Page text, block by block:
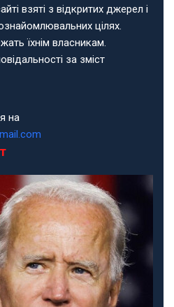
взяті з відкритих джерел і
цілях.
їхнім власникам.
за зміст
на